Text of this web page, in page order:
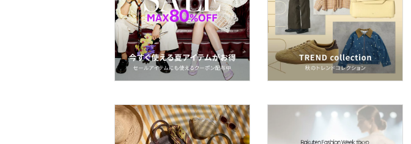
ー用品
スーツ・フォーマル
水着・スイムグッズ
スキンケア